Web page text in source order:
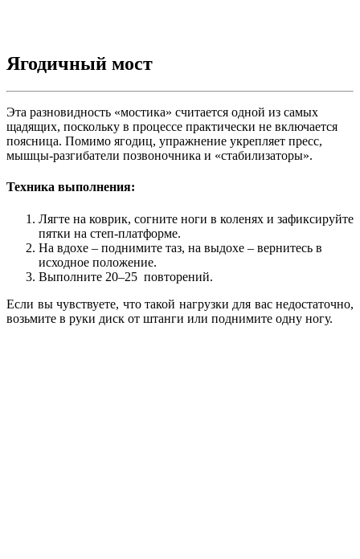
Ягодичный мост
Эта разновидность «мостика» считается одной из самых
щадящих, поскольку в процессе практически не включается
поясница. Помимо ягодиц, упражнение укрепляет пресс,
мышцы-разгибатели позвоночника и «стабилизаторы».
Техника выполнения:
Лягте на коврик, согните ноги в коленях и зафиксируйте
пятки на степ-платформе.
На вдохе – поднимите таз, на выдохе – вернитесь в
исходное положение.
Выполните 20–25 повторений.
Если вы чувствуете, что такой нагрузки для вас недостаточно,
возьмите в руки диск от штанги или поднимите одну ногу.